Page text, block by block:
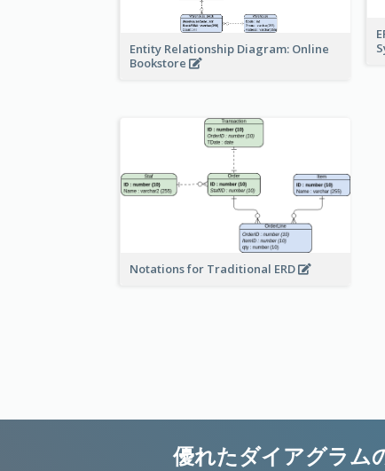
Entity Relationship Diagram: Online
Bookstore
Notations for Traditional ERD
優れたダイアグラム